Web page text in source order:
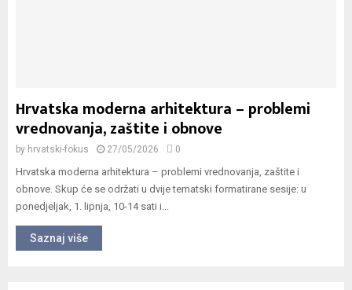
Hrvatska moderna arhitektura – problemi
vrednovanja, zaštite i obnove
by hrvatski-fokus 27/05/2026 0
Hrvatska moderna arhitektura – problemi vrednovanja, zaštite i
obnove. Skup će se održati u dvije tematski formatirane sesije: u
ponedjeljak, 1. lipnja, 10-14 sati i...
Saznaj više